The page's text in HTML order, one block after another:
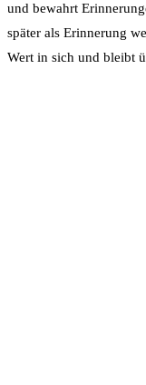
und bewahrt
später als Erinnerung
Wert in sich und bleibt